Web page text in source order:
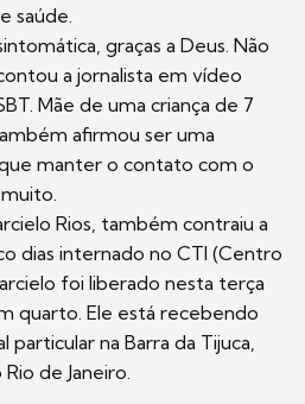
saúde.
graças a Deus. Não
a jornalista em vídeo
Mãe de uma criança de 7
afirmou ser uma
manter o contato com o
Rios, também contraiu a
dias internado no CTI (Centro
foi liberado nesta terça
quarto. Ele está recebendo
na Barra da Tijuca,
de Janeiro.